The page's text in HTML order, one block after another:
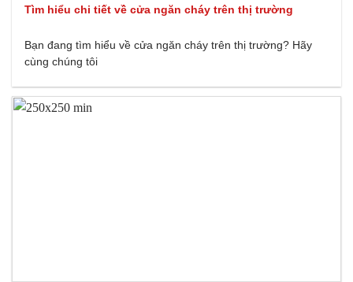
Tìm hiểu chi tiết về cửa ngăn cháy trên thị trường
Bạn đang tìm hiểu về cửa ngăn cháy trên thị trường? Hãy
cùng chúng tôi